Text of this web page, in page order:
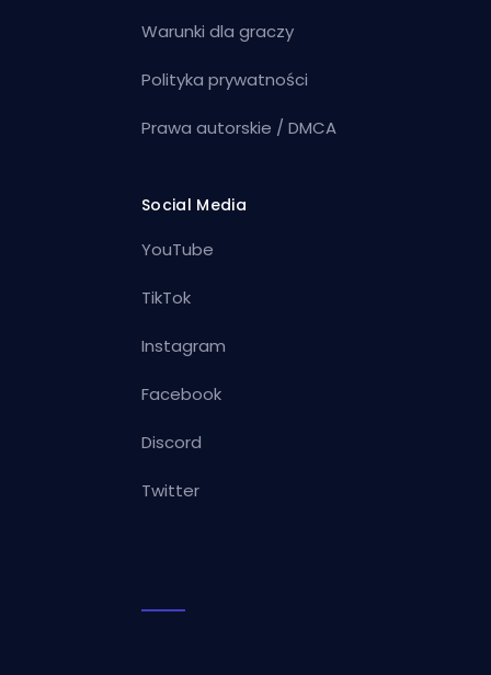
Warunki dla graczy
Polityka prywatności
Prawa autorskie / DMCA
Social Media
YouTube
TikTok
Instagram
Facebook
Discord
Twitter